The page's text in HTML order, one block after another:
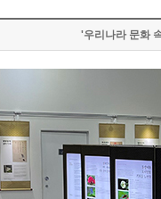
'우리나라 문화